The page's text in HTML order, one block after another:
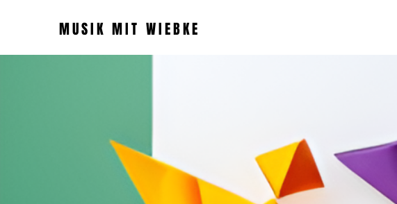
MUSIK MIT WIEBKE